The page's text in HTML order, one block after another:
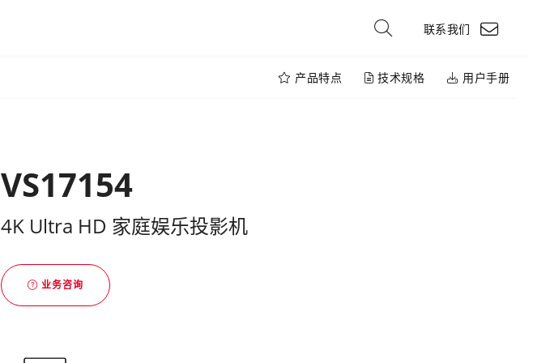
联系我们
产品特点 技术规格 用户手册
VS17154
4K Ultra HD 家庭娱乐投影机
业务咨询